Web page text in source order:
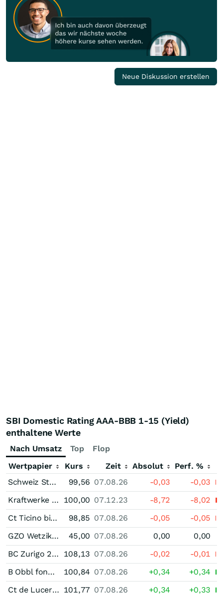
Neue Diskussion erstellen
SBI Domestic Rating AAA-BBB 1-15 (Yield)
enthaltene Werte
Nach Umsatz Top
Flop
Wertpapier
Kurs Zeit Absolut
Perf. %
Schweiz Staatsanleihe 0,00 % bis 06/29
99,56 07.08.26 -0,03
-0,03
Kraftwerke Linth-Limmern Unternehmensanleihe 2,00 % bis 12/23
100,00 07.12.23 -8,72
-8,02
Ct Ticino bis 04/29
98,85 07.08.26 -0,05
-0,05
GZO Wetzikon 1,875 % bis 06/24
45,00 07.08.26 0,00
0,00
BC Zurigo 2,50 % bis 06/31
108,13 07.08.26 -0,02
-0,01
B Obbl fond Ist 2,75 % bis 12/26
100,84 07.08.26 +0,34
+0,34
Ct de Lucerne 2,375 % bis 06/27 101,77 07.08.26 +0,34
+0,33